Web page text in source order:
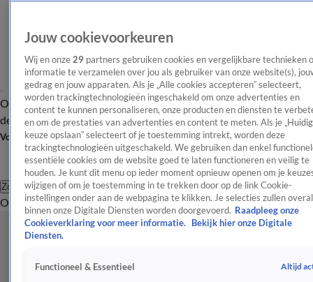
OverzichtAfleveringen Entertainment TV Algemeen
Tip
de redactieNieuwsbrief
Volg Shownieuws
Zoeken
OverzichtEntertainmentSpraakmakendRealityCrimeVideo's
Jouw cookievoorkeuren
Wij en onze 29 partners gebruiken cookies en vergelijkbare technieken
informatie te verzamelen over jou als gebruiker van onze website(s),
gedrag en jouw apparaten. Als je „Alle cookies accepteren” selecteert,
worden trackingtechnologieën ingeschakeld om onze advertenties en
content te kunnen personaliseren, onze producten en diensten te
en om de prestaties van advertenties en content te meten. Als je
keuze opslaan” selecteert of je toestemming intrekt, worden deze
trackingtechnologieën uitgeschakeld. We gebruiken dan enkel
essentiële cookies om de website goed te laten functioneren en veilig te
houden. Je kunt dit menu op ieder moment opnieuw openen om je
wijzigen of om je toestemming in te trekken door op de link Cookie-
instellingen onder aan de webpagina te klikken. Je selecties zullen overal
binnen onze Digitale Diensten worden doorgevoerd. Raadpleeg onze
Cookieverklaring voor meer informatie.
Bekijk hier onze Digitale
Diensten.
Functioneel & Essentieel Altijd